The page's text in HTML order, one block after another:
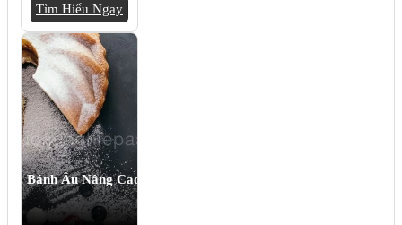
Tìm Hiểu Ngay
Bánh Âu Nâng Cao